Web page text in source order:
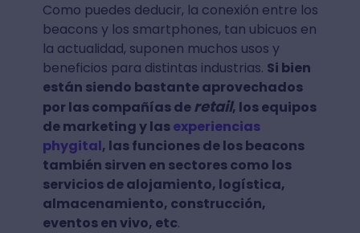
Como puedes deducir, la conexión entre los
beacons y los smartphones, tan ubicuos en
la actualidad, suponen muchos usos y
beneficios para distintas industrias. Si bien
están siendo bastante aprovechados
por las compañías deretail, los equipos
de marketing y lasexperiencias
phygital, las funciones de los beacons
también sirven en sectores como los
servicios de alojamiento, logística,
almacenamiento, construcción,
eventos en vivo, etc.